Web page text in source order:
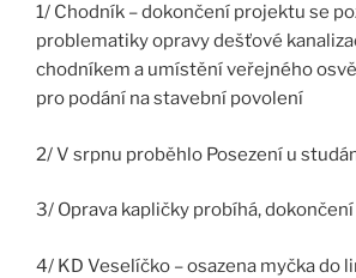
1/ Chodník – dokončení projektu se
problematiky opravy dešťové
chodníkem a umístění veřejného
pro podání na stavební povolení
2/ V srpnu proběhlo Posezení u
3/ Oprava kapličky probíhá,
4/ KD Veselíčko – osazena myčka do